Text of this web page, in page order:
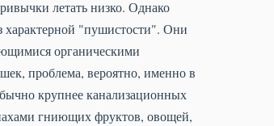
летать низко. Однако
характерной "пушистости". Они
органическими
проблема, вероятно, именно в
крупнее канализационных
гниющих фруктов, овощей,